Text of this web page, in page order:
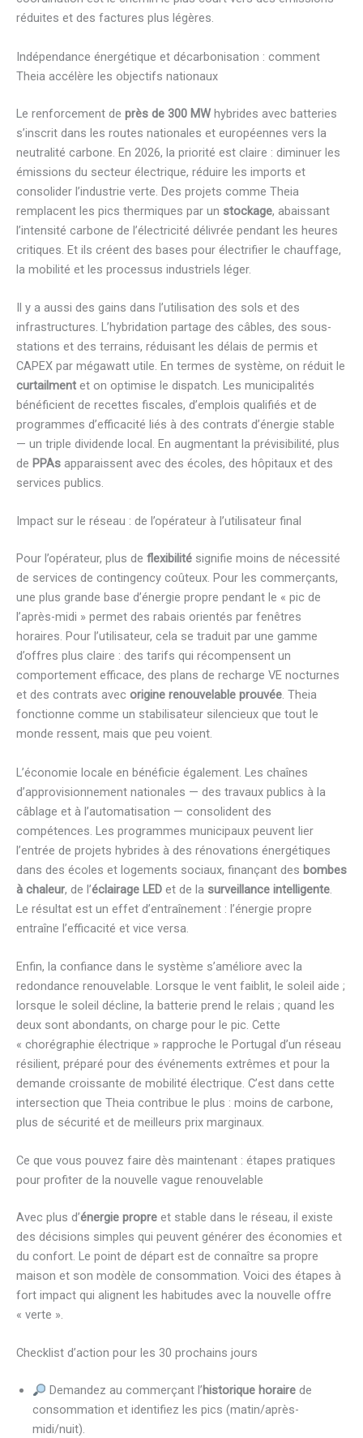
réduites et des factures plus légères.
Indépendance énergétique et décarbonisation : comment
Theia accélère les objectifs nationaux
Le renforcement de près de 300 MW hybrides avec batteries
s’inscrit dans les routes nationales et européennes vers la
neutralité carbone. En 2026, la priorité est claire : diminuer les
émissions du secteur électrique, réduire les imports et
consolider l’industrie verte. Des projets comme Theia
remplacent les pics thermiques par un stockage, abaissant
l’intensité carbone de l’électricité délivrée pendant les heures
critiques. Et ils créent des bases pour électrifier le chauffage,
la mobilité et les processus industriels léger.
Il y a aussi des gains dans l’utilisation des sols et des
infrastructures. L’hybridation partage des câbles, des sous-
stations et des terrains, réduisant les délais de permis et
CAPEX par mégawatt utile. En termes de système, on réduit le
curtailment et on optimise le dispatch. Les municipalités
bénéficient de recettes fiscales, d’emplois qualifiés et de
programmes d’efficacité liés à des contrats d’énergie stable
— un triple dividende local. En augmentant la prévisibilité, plus
de PPAs apparaissent avec des écoles, des hôpitaux et des
services publics.
Impact sur le réseau : de l’opérateur à l’utilisateur final
Pour l’opérateur, plus de flexibilité signifie moins de nécessité
de services de contingency coûteux. Pour les commerçants,
une plus grande base d’énergie propre pendant le « pic de
l’après-midi » permet des rabais orientés par fenêtres
horaires. Pour l’utilisateur, cela se traduit par une gamme
d’offres plus claire : des tarifs qui récompensent un
comportement efficace, des plans de recharge VE nocturnes
et des contrats avec origine renouvelable prouvée. Theia
fonctionne comme un stabilisateur silencieux que tout le
monde ressent, mais que peu voient.
L’économie locale en bénéficie également. Les chaînes
d’approvisionnement nationales — des travaux publics à la
câblage et à l’automatisation — consolident des
compétences. Les programmes municipaux peuvent lier
l’entrée de projets hybrides à des rénovations énergétiques
dans des écoles et logements sociaux, finançant des bombes
à chaleur, de l’éclairage LED et de la surveillance intelligente
Le résultat est un effet d’entraînement : l’énergie propre
entraîne l’efficacité et vice versa.
Enfin, la confiance dans le système s’améliore avec la
redondance renouvelable. Lorsque le vent faiblit, le soleil aide ;
lorsque le soleil décline, la batterie prend le relais ; quand les
deux sont abondants, on charge pour le pic. Cette
« chorégraphie électrique » rapproche le Portugal d’un réseau
résilient, préparé pour des événements extrêmes et pour la
demande croissante de mobilité électrique. C’est dans cette
intersection que Theia contribue le plus : moins de carbone,
plus de sécurité et de meilleurs prix marginaux.
Ce que vous pouvez faire dès maintenant : étapes pratiques
pour profiter de la nouvelle vague renouvelable
Avec plus d’énergie propre et stable dans le réseau, il existe
des décisions simples qui peuvent générer des économies et
du confort. Le point de départ est de connaître sa propre
maison et son modèle de consommation. Voici des étapes à
fort impact qui alignent les habitudes avec la nouvelle offre
« verte ».
Checklist d’action pour les 30 prochains jours
Demandez au commerçant l’historique horairede
consommation et identifiez les pics (matin/après-
midi/nuit).